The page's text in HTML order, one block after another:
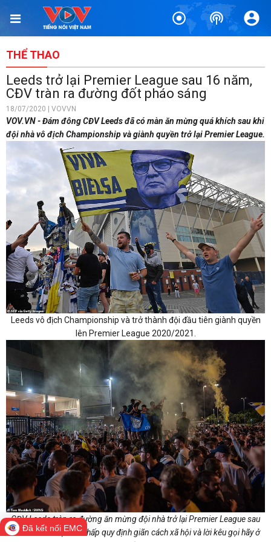
THỂ THAO
Leeds trở lại Premier League sau 16 năm,
CĐV tràn ra đường đốt pháo sáng
18/07/2020 | VOVVN
VOV.VN - Đám đông CĐV Leeds đã có màn ăn mừng quá khích sau khi
đội nhà vô địch Championship và giành quyền trở lại Premier League.
Leeds vô địch Championship và trở thành đội đầu tiên giành quyền
lên Premier League 2020/2021.
CĐV Leeds tràn ra đường ăn mừng đội nhà trở lại Premier League sau
16 năm chờ đợi bất chấp quy định giãn cách xã hội và lời kêu gọi hãy ở
Đã kết nối EMC